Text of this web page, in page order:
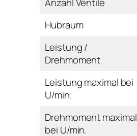
Anzahl Ventile
Hubraum
Leistung /
Drehmoment
Leistung maximal bei
U/min.
Drehmoment maximal
bei U/min.